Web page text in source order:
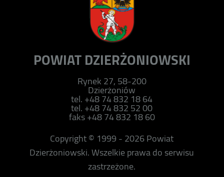
POWIAT DZIERŻONIOWSKI
Rynek 27, 58-200
Dzierżoniów
tel. +48 74 832 18 64
tel. +48 74 832 52 00
faks +48 74 832 18 60
Copyright © 1999 - 2026 Powiat
Dzierżoniowski. Wszelkie prawa do serwisu
zastrzeżone.